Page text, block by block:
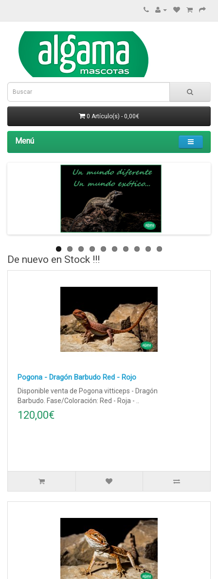
0 Artículo(s) - 0,00€
Menú
De nuevo en Stock !!!
Pogona - Dragón Barbudo Red - Rojo
Disponible venta de Pogona vitticeps - Dragón
Barbudo. Fase/Coloración: Red - Roja - ..
120,00€